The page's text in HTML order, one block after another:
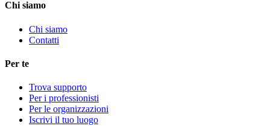
Chi siamo
Chi siamo
Contatti
Per te
Trova supporto
Per i professionisti
Per le organizzazioni
Iscrivi il tuo luogo